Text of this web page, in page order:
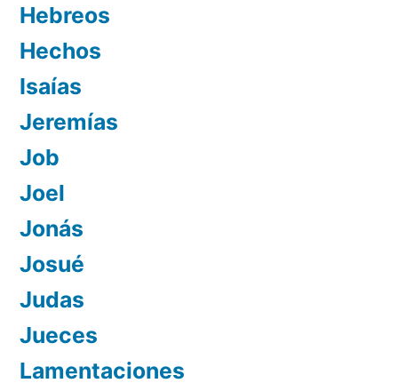
Hebreos
Hechos
Isaías
Jeremías
Job
Joel
Jonás
Josué
Judas
Jueces
Lamentaciones